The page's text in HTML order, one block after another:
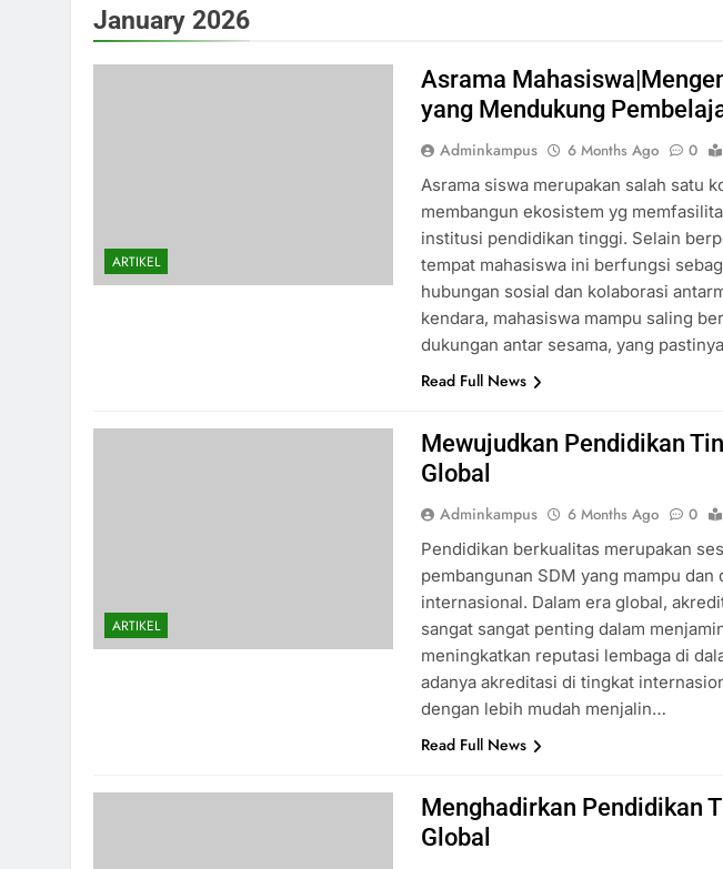
January 2026
ARTIKEL
Asrama
yang Mendukung
Adminkampus 6 Months Ago 0
Asrama siswa merupakan salah satu
membangun ekosistem yg
institusi pendidikan tinggi. Selain
tempat mahasiswa ini berfungsi
hubungan sosial dan kolaborasi
kendara, mahasiswa mampu saling
dukungan antar sesama, yang
Read Full News
ARTIKEL
Mewujudkan Pendidikan
Global
Adminkampus 6 Months Ago 0
Pendidikan berkualitas merupakan
pembangunan SDM yang mampu
internasional. Dalam era global,
sangat sangat penting dalam
meningkatkan reputasi lembaga di
adanya akreditasi di tingkat
dengan lebih mudah menjalin…
Read Full News
Menghadirkan Pendidikan
Global